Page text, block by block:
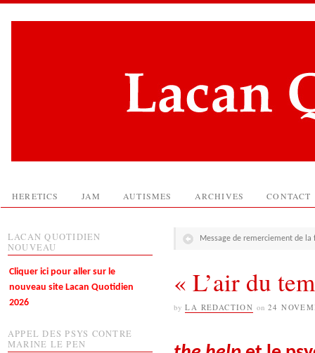
HERETICS JAM AUTISMES ARCHIVES CONTACT
Message de remerciement de
« L’air du
by LA REDACTION on 24
LACAN QUOTIDIEN
NOUVEAU
Cliquer ici pour aller sur le
nouveau site Lacan Quotidien
2026
APPEL DES PSYS CONTRE
MARINE LE PEN